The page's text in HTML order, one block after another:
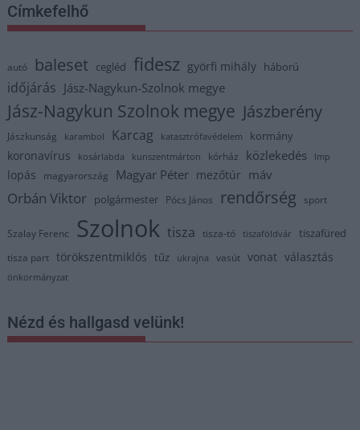
Címkefelhő
autó baleset cegléd fidesz györfi mihály háború
időjárás Jász-Nagykun-Szolnok megye
Jász-Nagykun Szolnok megye Jászberény
Jászkunság karambol Karcag katasztrófavédelem kormány
koronavírus kosárlabda kunszentmárton kórház közlekedés lmp
lopás magyarország Magyar Péter mezőtúr máv
Orbán Viktor polgármester Pócs János rendőrség sport
Szalay Ferenc Szolnok tisza tisza-tó tiszaföldvár tiszafüred
tisza part törökszentmiklós tűz ukrajna vasút vonat választás
önkormányzat
Nézd és hallgasd velünk!